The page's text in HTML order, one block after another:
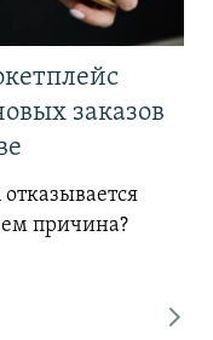
заказов
причина?